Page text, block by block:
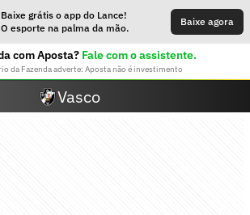
Baixe grátis o app do Lance!
O esporte na palma da mão.
Baixe agora
com Aposta? Fale com o assistente.
da Fazenda adverte: Aposta não é investimento
Vasco